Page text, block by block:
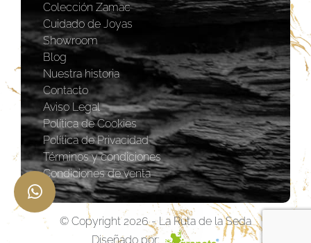
Colección Zamac
Cuidado de Joyas
Showroom
Blog
Nuestra historia
Contacto
Aviso Legal
Política de Cookies
Política de Privacidad
Términos y condiciones
Condiciones de venta
© Copyright 2026 - La Ruta de la Seda
Diseñado por: